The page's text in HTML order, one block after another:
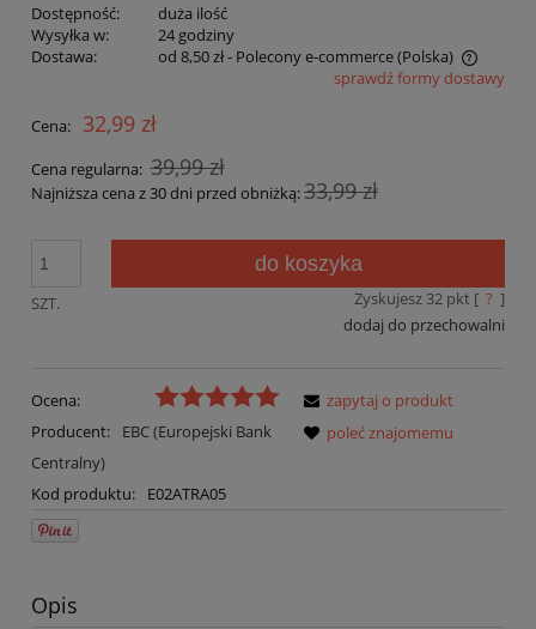
Dostępność:
duża ilość
Wysyłka w:
24 godziny
Dostawa:
od 8,50 zł- Polecony e-commerce(Polska)
Cena nie zawiera ewentualnych kosztów płatnościsprawdź formy dostawy
Cena: 32,99 zł
Cena regularna: 39,99 zł
Najniższa cena z 30 dni przed obniżką:33,99 zł
SZT.
do koszyka
Zyskujesz 32pkt [ ? ]
dodaj do przechowalni
Ocena:
Producent:
EBC (Europejski Bank
Centralny)
Kod produktu:
E02ATRA05
zapytaj o produkt
poleć znajomemu
Opis